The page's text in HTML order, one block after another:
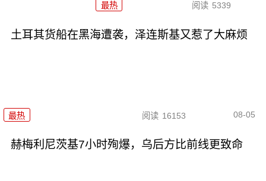
最热 阅读 5339
土耳其货船在黑海遭袭，泽连斯基又惹了大麻烦
最热 阅读 16153 08-05
赫梅利尼茨基7小时殉爆，乌后方比前线更致命